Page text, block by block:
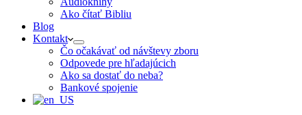
Ako čítať Bibliu
Blog
Kontakt
Čo očakávať od návštevy zboru
Odpovede pre hľadajúcich
Ako sa dostať do neba?
Bankové spojenie